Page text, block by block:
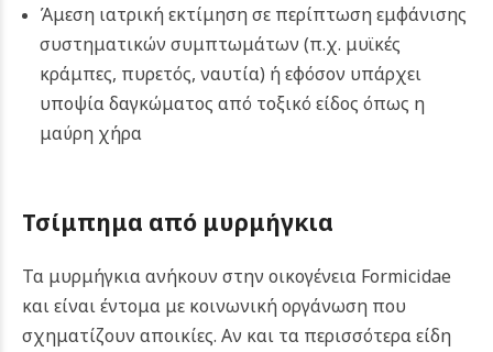
Άμεση ιατρική εκτίμηση σε περίπτωση εμφάνισης
συστηματικών συμπτωμάτων (π.χ. μυϊκές
κράμπες, πυρετός, ναυτία) ή εφόσον υπάρχει
υποψία δαγκώματος από τοξικό είδος όπως η
μαύρη χήρα
Τσίμπημα από μυρμήγκια
Τα μυρμήγκια ανήκουν στην οικογένεια Formicidae
και είναι έντομα με κοινωνική οργάνωση που
σχηματίζουν αποικίες. Αν και τα περισσότερα είδη